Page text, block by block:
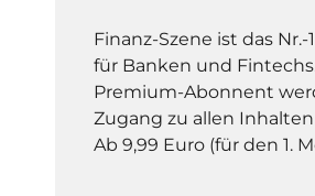
Finanz-Szene ist das
für Banken und
Premium-Abonnent
Zugang zu allen
Ab 9,99 Euro (für den 1.